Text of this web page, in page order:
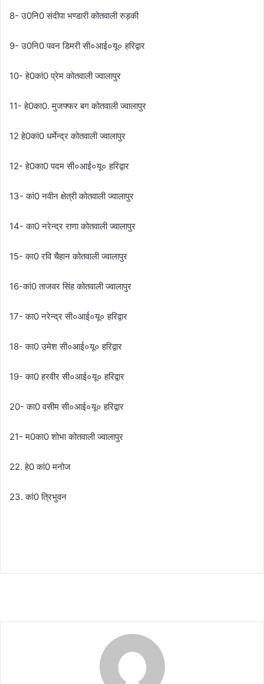
8- उ0नि0 संदीपा भण्डारी कोतवाली रुड़की
9- उ0नि0 पवन डिमरी सी०आई०यू० हरिद्वार
10- हे0कां0 प्रेम कोतवाली ज्वालापुर
11- हे0का0. मुजफ्फर बग कोतवाली ज्वालापुर
12 हे0कां0 धर्मेन्द्र कोतवाली ज्वालापुर
12- हे0का0 पदम सी०आई०यू० हरिद्वार
13- कां0 नवीन क्षेत्री कोतवाली ज्वालापुर
14- का0 नरेन्द्र राणा कोतवाली ज्वालापुर
15- का0 रवि चैहान कोतवाली ज्वालापुर
16-कां0 ताजवर सिंह कोतवाली ज्वालापुर
17- का0 नरेन्द्र सी०आई०यू० हरिद्वार
18- का0 उमेश सी०आई०यू० हरिद्वार
19- का0 हरवीर सी०आई०यू० हरिद्वार
20- का0 वसीम सी०आई०यू० हरिद्वार
21- म0का0 शोभा कोतवाली ज्वालापुर
22. हे0 कां0 मनोज
23. कां0 त्रिभुवन